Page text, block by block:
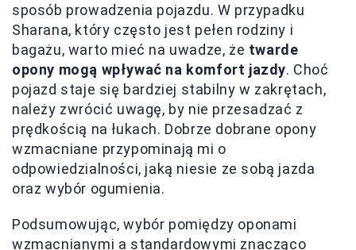
sposób prowadzenia pojazdu. W przypadku
Sharana, który często jest pełen rodziny i
bagażu, warto mieć na uwadze, że twarde
opony mogą wpływać na komfort jazdy. Choć
pojazd staje się bardziej stabilny w zakrętach,
należy zwrócić uwagę, by nie przesadzać z
prędkością na łukach. Dobrze dobrane opony
wzmacniane przypominają mi o
odpowiedzialności, jaką niesie ze sobą jazda
oraz wybór ogumienia.
Podsumowując, wybór pomiędzy oponami
wzmacnianymi a standardowymi znacząco